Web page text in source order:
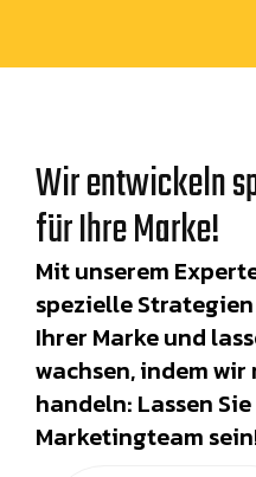
Wir entwickeln
für Ihre Marke!
Mit unserem
spezielle
Ihrer Marke und
wachsen, indem
handeln: Lassen
Marketingteam